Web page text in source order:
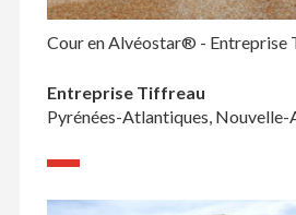
Cour en Alvéostar® - Entreprise
Entreprise Tiffreau
Pyrénées-Atlantiques, Nouvelle-